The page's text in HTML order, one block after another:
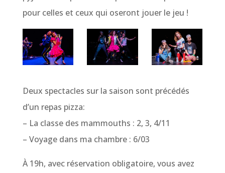
pour celles et ceux qui oseront jouer le jeu !
Deux spectacles sur la saison sont précédés
d’un repas pizza:
– La classe des mammouths : 2, 3, 4/11
– Voyage dans ma chambre : 6/03
À 19h, avec réservation obligatoire, vous avez